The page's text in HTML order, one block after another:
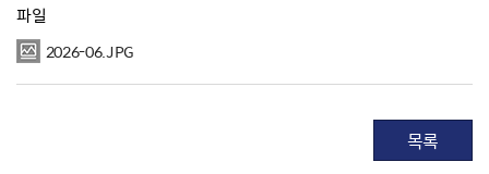
파일
2026-06.JPG
목록